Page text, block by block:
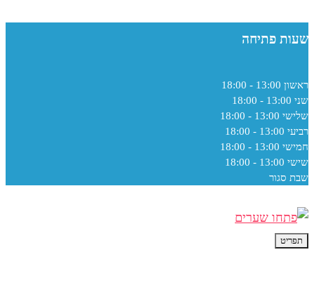
שעות פתיחה
ראשון 13:00 - 18:00
שני 13:00 - 18:00
שלישי 13:00 - 18:00
רביעי 13:00 - 18:00
חמישי 13:00 - 18:00
שישי 13:00 - 18:00
שבת סגור
תפריט